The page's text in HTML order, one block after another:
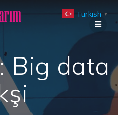
to
Big data
Turkish ▼